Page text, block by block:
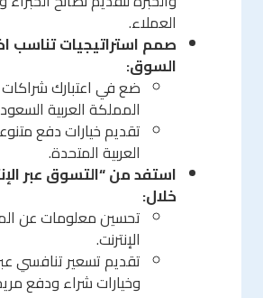
العملاء.
صمم استراتيجيات تناسب
السوق:
ضع في اعتبارك
المملكة العربية
تقديم خيارات دفع
العربية المتحدة.
استفد من “التسوق عبر
خلال:
تحسين معلومات عن
الإنترنت.
تقديم تسعير تنافسي عبر
وخيارات شراء ودفع